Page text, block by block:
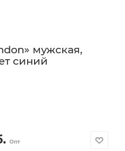
мужская,
синий
Опт